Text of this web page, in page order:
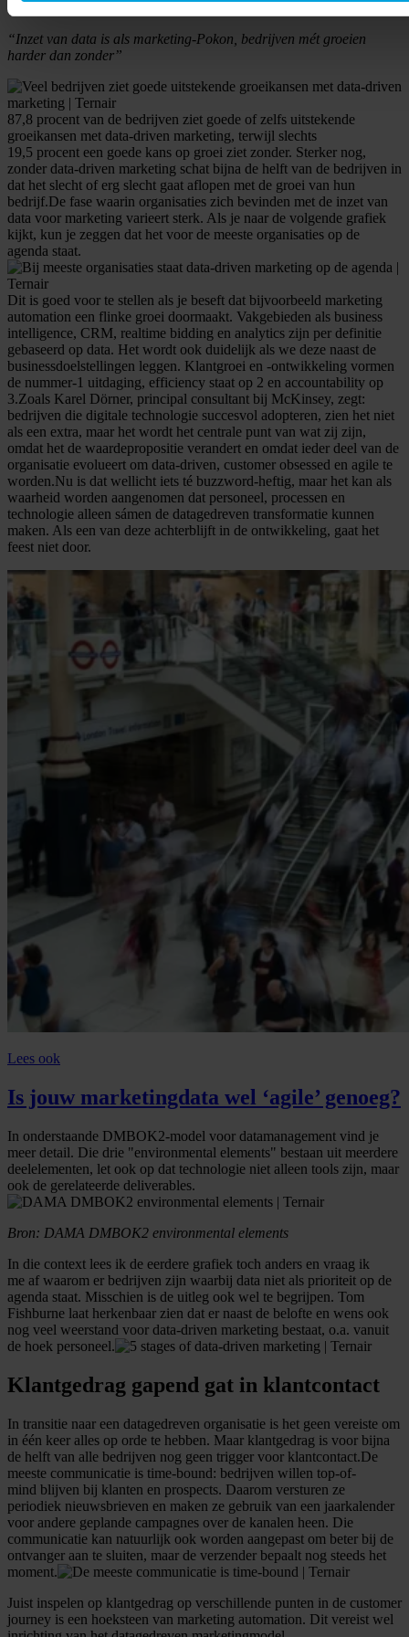
data voor marketingdoeleinden.
“Inzet van data is als marketing-Pokon, bedrijven mét groeien
harder dan zonder”
87,8 procent van de bedrijven ziet goede of zelfs uitstekende
groeikansen met data-driven marketing, terwijl slechts
19,5 procent een goede kans op groei ziet zonder. Sterker nog,
zonder data-driven marketing schat bijna de helft van de bedrijven in
dat het slecht of erg slecht gaat aflopen met de groei van hun
bedrijf.De fase waarin organisaties zich bevinden met de inzet van
data voor marketing varieert sterk. Als je naar de volgende grafiek
kijkt, kun je zeggen dat het voor de meeste organisaties op de
agenda staat.
Dit is goed voor te stellen als je beseft dat bijvoorbeeld marketing
automation een flinke groei doormaakt. Vakgebieden als business
intelligence, CRM, realtime bidding en analytics zijn per definitie
gebaseerd op data. Het wordt ook duidelijk als we deze naast de
businessdoelstellingen leggen. Klantgroei en -ontwikkeling vormen
de nummer-1 uitdaging, efficiency staat op 2 en accountability op
3.Zoals Karel Dörner, principal consultant bij McKinsey, zegt:
bedrijven die digitale technologie succesvol adopteren, zien het niet
als een extra, maar het wordt het centrale punt van wat zij zijn,
omdat het de waardepropositie verandert en omdat ieder deel van de
organisatie evolueert om data-driven, customer obsessed en agile te
worden.Nu is dat wellicht iets té buzzword-heftig, maar het kan als
waarheid worden aangenomen dat personeel, processen en
technologie alleen sámen de datagedreven transformatie kunnen
maken. Als een van deze achterblijft in de ontwikkeling, gaat het
feest niet door.
Lees ook
Is jouw marketingdata wel ‘agile’ genoeg?
In onderstaande DMBOK2-model voor datamanagement vind je
meer detail. Die drie "environmental elements" bestaan uit meerdere
deelelementen, let ook op dat technologie niet alleen tools zijn, maar
ook de gerelateerde deliverables.
Bron: DAMA DMBOK2 environmental elements
In die context lees ik de eerdere grafiek toch anders en vraag ik
me af waarom er bedrijven zijn waarbij data niet als prioriteit op de
agenda staat. Misschien is de uitleg ook wel te begrijpen. Tom
Fishburne laat herkenbaar zien dat er naast de belofte en wens ook
nog veel weerstand voor data-driven marketing bestaat, o.a. vanuit
de hoek personeel.
Klantgedrag gapend gat in klantcontact
In transitie naar een datagedreven organisatie is het geen vereiste om
in één keer alles op orde te hebben. Maar klantgedrag is voor bijna
de helft van alle bedrijven nog geen trigger voor klantcontact.De
meeste communicatie is time-bound: bedrijven willen top-of-
mind blijven bij klanten en prospects. Daarom versturen ze
periodiek nieuwsbrieven en maken ze gebruik van een jaarkalender
voor andere geplande campagnes over de kanalen heen. Die
communicatie kan natuurlijk ook worden aangepast om beter bij de
ontvanger aan te sluiten, maar de verzender bepaalt nog steeds het
moment.
Juist inspelen op klantgedrag op verschillende punten in de customer
journey is een hoeksteen van marketing automation. Dit vereist wel